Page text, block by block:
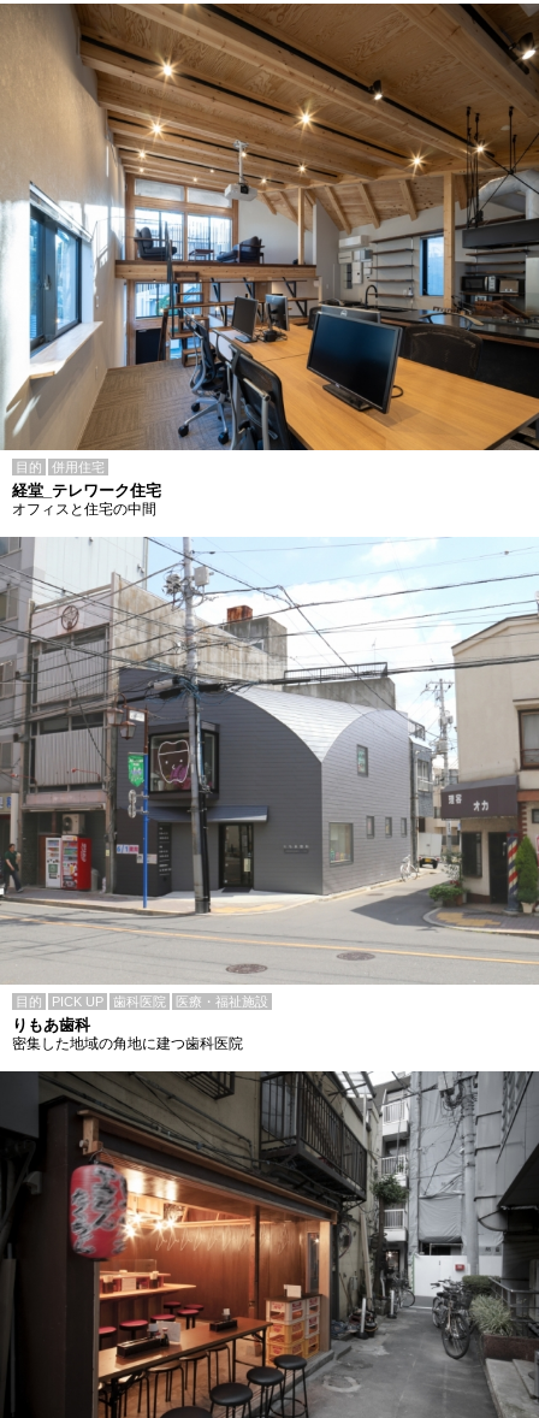
目的 併用住宅
経堂_テレワーク住宅
オフィスと住宅の中間
目的 PICK UP 歯科医院 医療・福祉施設
りもあ歯科
密集した地域の角地に建つ歯科医院